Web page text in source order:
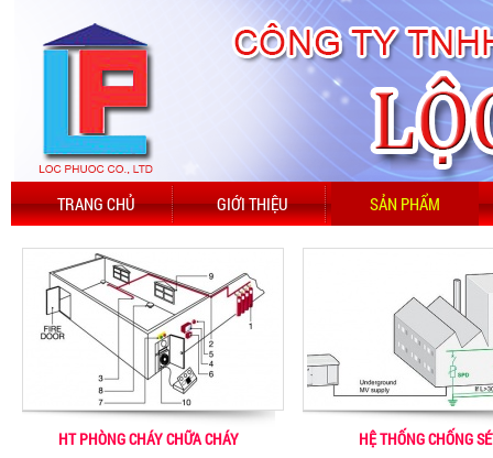
TRANG CHỦ GIỚI THIỆU SẢN PHẨM
HT PHÒNG CHÁY CHỮA CHÁY HỆ THỐNG CHỐNG